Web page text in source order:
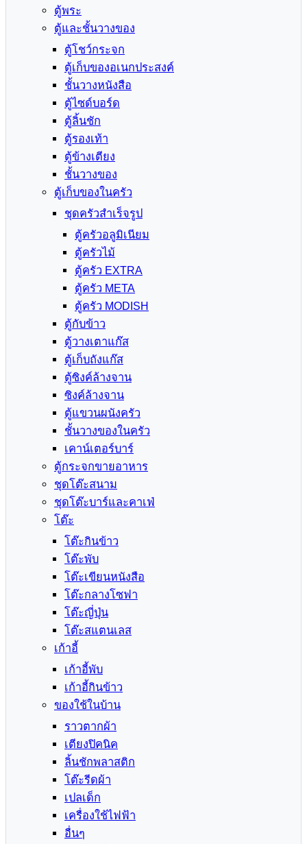
ตู้พระ
ตู้และชั้นวางของ
ตู้โชว์กระจก
ตู้เก็บของอเนกประสงค์
ชั้นวางหนังสือ
ตู้ไซด์บอร์ด
ตู้ลิ้นชัก
ตู้รองเท้า
ตู้ข้างเตียง
ชั้นวางของ
ตู้เก็บของในครัว
ชุดครัวสำเร็จรูป
ตู้ครัวอลูมิเนียม
ตู้ครัวไม้
ตู้ครัว EXTRA
ตู้ครัว META
ตู้ครัว MODISH
ตู้กับข้าว
ตู้วางเตาแก๊ส
ตู้เก็บถังแก๊ส
ตู้ซิงค์ล้างจาน
ซิงค์ล้างจาน
ตู้แขวนผนังครัว
ชั้นวางของในครัว
เคาน์เตอร์บาร์
ตู้กระจกขายอาหาร
ชุดโต๊ะสนาม
ชุดโต๊ะบาร์และคาเฟ่
โต๊ะ
โต๊ะกินข้าว
โต๊ะพับ
โต๊ะเขียนหนังสือ
โต๊ะกลางโซฟา
โต๊ะญี่ปุ่น
โต๊ะสแตนเลส
เก้าอี้
เก้าอี้พับ
เก้าอี้กินข้าว
ของใช้ในบ้าน
ราวตากผ้า
เตียงปิคนิค
ลิ้นชักพลาสติก
โต๊ะรีดผ้า
เปลเด็ก
เครื่องใช้ไฟฟ้า
อื่นๆ